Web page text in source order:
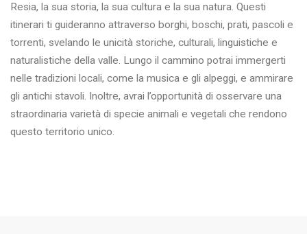
Resia, la sua storia, la sua cultura e la sua natura. Questi
itinerari ti guideranno attraverso borghi, boschi, prati, pascoli e
torrenti, svelando le unicità storiche, culturali, linguistiche e
naturalistiche della valle. Lungo il cammino potrai immergerti
nelle tradizioni locali, come la musica e gli alpeggi, e ammirare
gli antichi stavoli. Inoltre, avrai l’opportunità di osservare una
straordinaria varietà di specie animali e vegetali che rendono
questo territorio unico.